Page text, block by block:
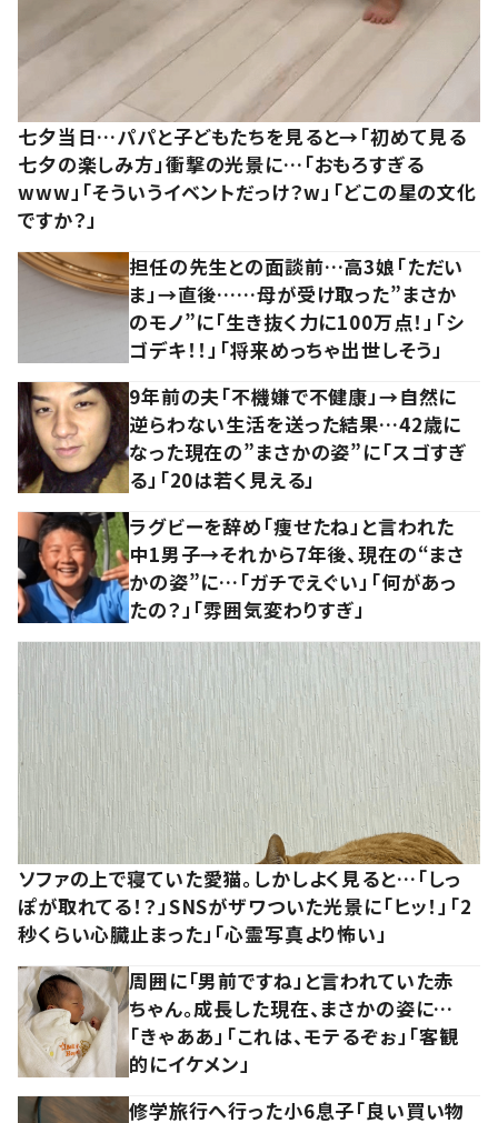
七夕当日…パパと子どもたちを見ると→「初めて見る
七夕の楽しみ方」衝撃の光景に…「おもろすぎる
www」「そういうイベントだっけ？w」「どこの星の文化
ですか？」
担任の先生との面談前…高3娘「ただい
ま」→直後……母が受け取った”まさか
のモノ”に「生き抜く力に100万点！」「シ
ゴデキ！！」「将来めっちゃ出世しそう」
9年前の夫「不機嫌で不健康」→自然に
逆らわない生活を送った結果…42歳に
なった現在の”まさかの姿”に「スゴすぎ
る」「20は若く見える」
ラグビーを辞め「痩せたね」と言われた
中1男子→それから7年後、現在の“まさ
かの姿”に…「ガチでえぐい」「何があっ
たの？」「雰囲気変わりすぎ」
ソファの上で寝ていた愛猫。しかしよく見ると…「しっ
ぽが取れてる！？」SNSがザワついた光景に「ヒッ！」「2
秒くらい心臓止まった」「心霊写真より怖い」
周囲に「男前ですね」と言われていた赤
ちゃん。成長した現在、まさかの姿に…
「きゃああ」「これは、モテるぞぉ」「客観
的にイケメン」
修学旅行へ行った小6息子「良い買い物